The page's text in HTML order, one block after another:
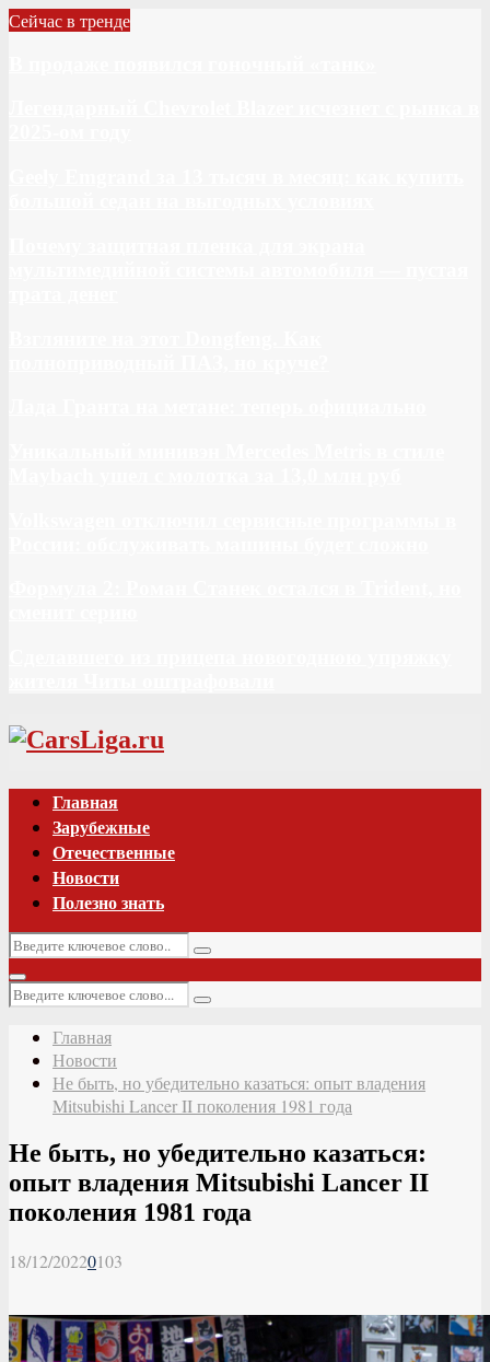
Сейчас в тренде
Vk
Главная
Зарубежные
Отечественные
Новости
Полезно знать
Искать:
Поиск
Основное
меню
Искать:
Поиск
Главная
Новости
Не быть, но убедительно казаться: опыт владения
Mitsubishi Lancer II поколения 1981 года
Не быть, но убедительно казаться:
опыт владения Mitsubishi Lancer II
поколения 1981 года
18/12/20220103